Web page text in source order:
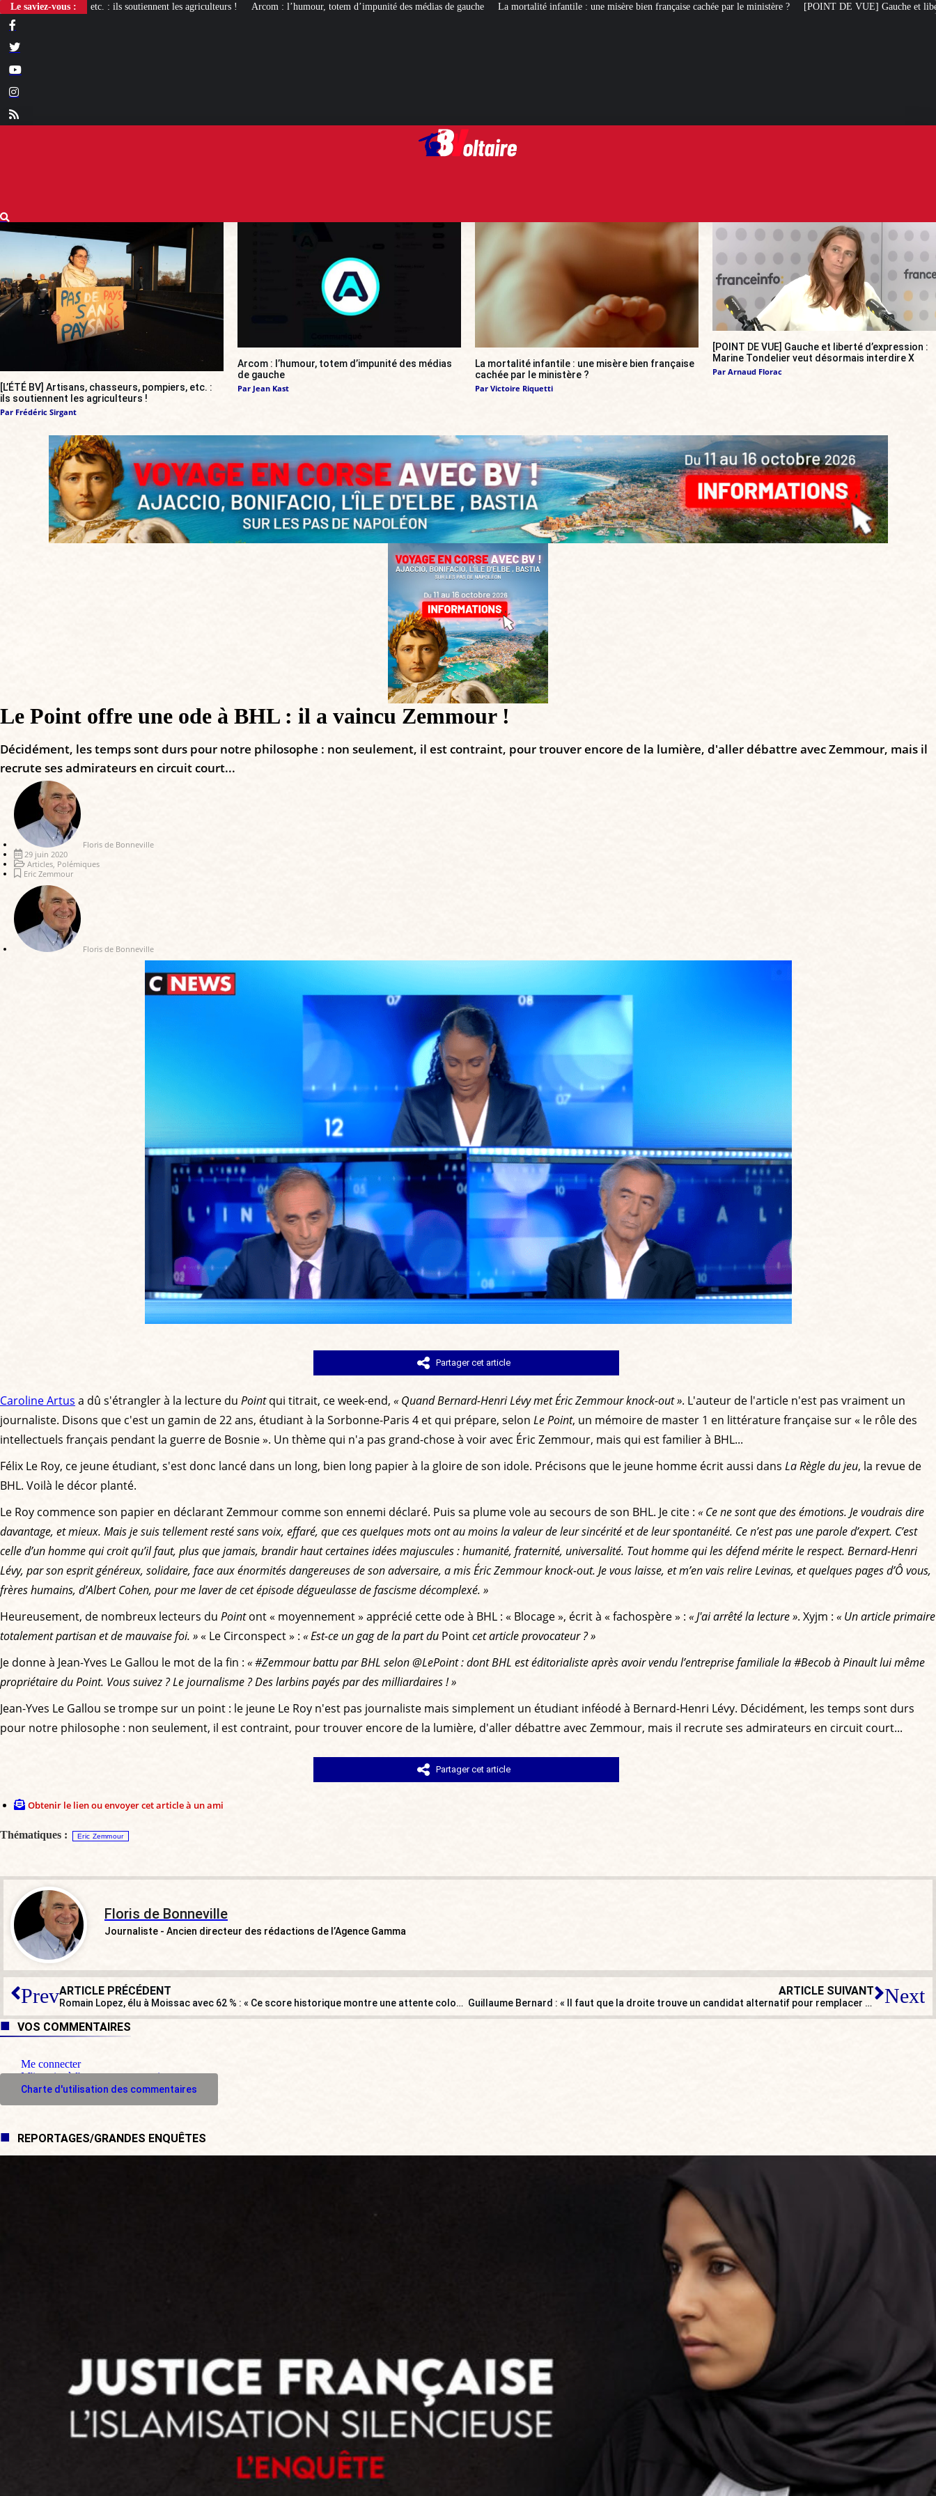
Le saviez-vous :
soutiennent les agriculteurs ! Arcom : l’humour, totem d’impunité des médias de gauche La mortalité infantile : une misère bien française cachée par le ministère ? [POINT DE VUE] Gauche et liberté d’expression : Marine
[L’ÉTÉ BV] Artisans, chasseurs, pompiers, etc. :
ils soutiennent les agriculteurs !
Par Frédéric Sirgant
Arcom : l’humour, totem d’impunité des médias
de gauche
Par Jean Kast
La mortalité infantile : une misère bien française
cachée par le ministère ?
Par Victoire Riquetti
[POINT DE VUE] Gauche et liberté d’expression :
Marine Tondelier veut désormais interdire X
Par Arnaud Florac
Le Point offre une ode à BHL : il a vaincu Zemmour !
Décidément, les temps sont durs pour notre philosophe : non seulement, il est contraint, pour trouver encore de la lumière, d'aller débattre avec Zemmour, mais il
recrute ses admirateurs en circuit court...
Floris de Bonneville
29 juin 2020
Articles Polémiques
Eric Zemmour
Floris de Bonneville
Partager cet article
Caroline Artus a dû s'étrangler à la lecture du Pointqui titrait, ce week-end, « Quand Bernard-Henri Lévy met Éric Zemmour knock-out ». L'auteur de l'article n'est pas vraiment un
journaliste. Disons que c'est un gamin de 22 ans, étudiant à la Sorbonne-Paris 4 et qui prépare, selon Le Point, un mémoire de master 1 en littérature française sur « le rôle des
intellectuels français pendant la guerre de Bosnie ». Un thème qui n'a pas grand-chose à voir avec Éric Zemmour, mais qui est familier à BHL...
Félix Le Roy, ce jeune étudiant, s'est donc lancé dans un long, bien long papier à la gloire de son idole. Précisons que le jeune homme écrit aussi dans La Règle du jeu, la revue de
BHL. Voilà le décor planté.
Le Roy commence son papier en déclarant Zemmour comme son ennemi déclaré. Puis sa plume vole au secours de son BHL. Je cite : « Ce ne sont que des émotions. Je voudrais dire
davantage, et mieux. Mais je suis tellement resté sans voix, effaré, que ces quelques mots ont au moins la valeur de leur sincérité et de leur spontanéité. Ce n’est pas une parole d’expert. C’est
celle d’un homme qui croit qu’il faut, plus que jamais, brandir haut certaines idées majuscules : humanité, fraternité, universalité. Tout homme qui les défend mérite le respect. Bernard-Henri
Lévy, par son esprit généreux, solidaire, face aux énormités dangereuses de son adversaire, a mis Éric Zemmour knock-out. Je vous laisse, et m’en vais relire Levinas, et quelques pages d’Ô vous,
frères humains, d’Albert Cohen, pour me laver de cet épisode dégueulasse de fascisme décomplexé. »
Heureusement, de nombreux lecteurs du Pointont « moyennement » apprécié cette ode à BHL : « Blocage », écrit à « fachospère » : « J'ai arrêté la lecture ». Xyjm : « Un article primaire
totalement partisan et de mauvaise foi. »« Le Circonspect » : « Est-ce un gag de la part du Pointcet article provocateur ? »
Je donne à Jean-Yves Le Gallou le mot de la fin : « #Zemmour battu par BHL selon @LePoint : dont BHL est éditorialiste après avoir vendu l’entreprise familiale la #Becob à Pinault lui même
propriétaire du Point. Vous suivez ? Le journalisme ? Des larbins payés par des milliardaires ! »
Jean-Yves Le Gallou se trompe sur un point : le jeune Le Roy n'est pas journaliste mais simplement un étudiant inféodé à Bernard-Henri Lévy. Décidément, les temps sont durs
pour notre philosophe : non seulement, il est contraint, pour trouver encore de la lumière, d'aller débattre avec Zemmour, mais il recrute ses admirateurs en circuit court...
Partager cet article
Obtenir le lien ou envoyer cet article à un ami
Thématiques : Eric Zemmour
Floris de Bonneville
Journaliste - Ancien directeur des rédactions de l’Agence Gamma
PrevARTICLE PRÉCÉDENT
Romain Lopez, élu à Moissac avec 62 % : « Ce score historique montre une attente colossale : nous ne la décevrons pas ! »
ARTICLE SUIVANT
Guillaume Bernard : « Il faut que la droite trouve un candidat alternatif pour remplacer Emmanuel Macron » Next
VOS COMMENTAIRES
Me connecter
M'inscrire à l'espace commentaire
Charte d'utilisation des commentaires
REPORTAGES/GRANDES ENQUÊTES